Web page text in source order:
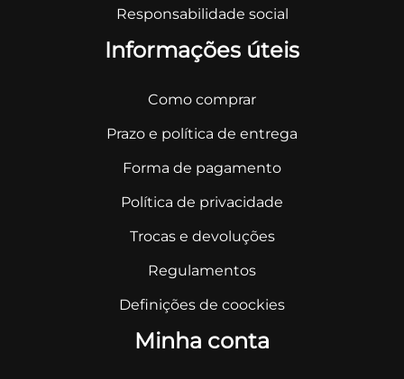
Responsabilidade social
Informações úteis
Como comprar
Prazo e política de entrega
Forma de pagamento
Política de privacidade
Trocas e devoluções
Regulamentos
Definições de coockies
Minha conta